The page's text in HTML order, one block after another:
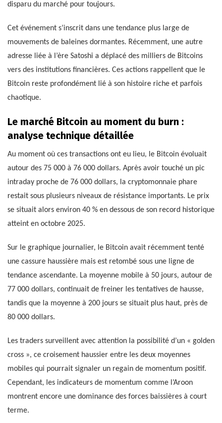
disparu du marché pour toujours.
Cet événement s’inscrit dans une tendance plus large de
mouvements de baleines dormantes. Récemment, une autre
adresse liée à l’ère Satoshi a déplacé des milliers de Bitcoins
vers des institutions financières. Ces actions rappellent que le
Bitcoin reste profondément lié à son histoire riche et parfois
chaotique.
Le marché Bitcoin au moment du burn :
analyse technique détaillée
Au moment où ces transactions ont eu lieu, le Bitcoin évoluait
autour des 75 000 à 76 000 dollars. Après avoir touché un pic
intraday proche de 76 000 dollars, la cryptomonnaie phare
restait sous plusieurs niveaux de résistance importants. Le prix
se situait alors environ 40 % en dessous de son record historique
atteint en octobre 2025.
Sur le graphique journalier, le Bitcoin avait récemment tenté
une cassure haussière mais est retombé sous une ligne de
tendance ascendante. La moyenne mobile à 50 jours, autour de
77 000 dollars, continuait de freiner les tentatives de hausse,
tandis que la moyenne à 200 jours se situait plus haut, près de
80 000 dollars.
Les traders surveillent avec attention la possibilité d’un « golden
cross », ce croisement haussier entre les deux moyennes
mobiles qui pourrait signaler un regain de momentum positif.
Cependant, les indicateurs de momentum comme l’Aroon
montrent encore une dominance des forces baissières à court
terme.